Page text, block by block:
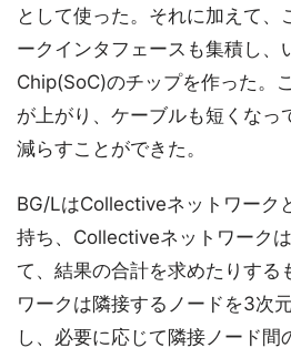
として使った。それに加えて、
ークインタフェースも集積し
Chip(SoC)のチップを作った。
が上がり、ケーブルも短くなっ
減らすことができた。
BG/LはCollectiveネットワーク
持ち、Collectiveネットワーク
て、結果の合計を求めたりする
ワークは隣接するノードを3次
し、必要に応じて隣接ノード間